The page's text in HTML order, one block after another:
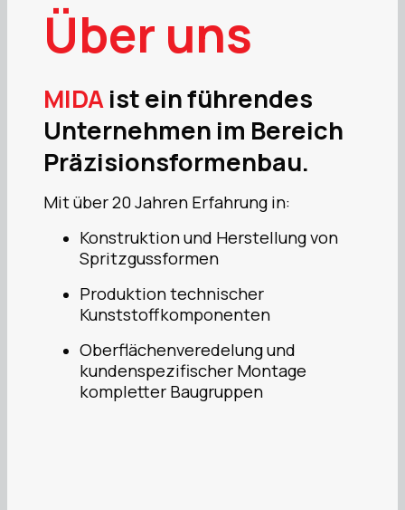
Über uns
MIDAist ein führendes
Unternehmen im Bereich
Präzisionsformenbau.
Mit über 20 Jahren Erfahrung in:
Konstruktion und Herstellung von
Spritzgussformen
Produktion technischer
Kunststoffkomponenten
Oberflächenveredelung und
kundenspezifischer Montage
kompletter Baugruppen